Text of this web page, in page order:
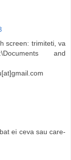
screen: trimiteti, va
and
ei ceva sau care-